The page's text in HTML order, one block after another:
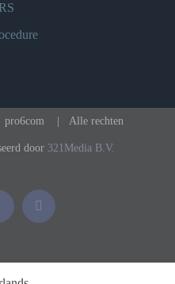
| Alle rechten
door 321Media B.V.
LinkedIn